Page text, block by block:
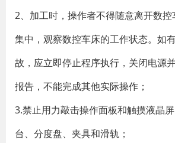
2、加工时，操作者不得随意离开数
集中，观察数控车床的工作状态。如
故，应立即停止程序执行，关闭电源
报告，不能完成其他实际操作；
3.禁止用力敲击操作面板和触摸液晶
台、分度盘、夹具和滑轨；